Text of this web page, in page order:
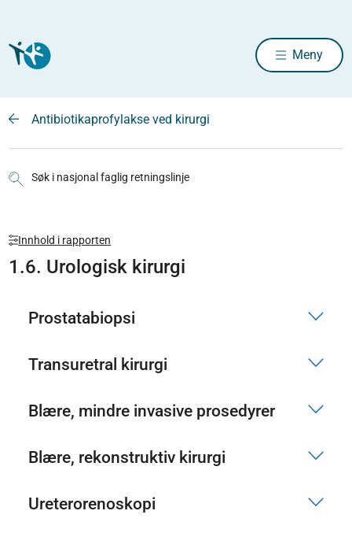
Meny
Antibiotikaprofylakse ved kirurgi
Søk i nasjonal faglig retningslinje
Innhold i rapporten
1.6. Urologisk kirurgi
Prostatabiopsi
Transuretral kirurgi
Blære, mindre invasive prosedyrer
Blære, rekonstruktiv kirurgi
Ureterorenoskopi